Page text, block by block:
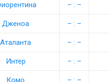
– : –
Дженоа – : –
Аталанта – : –
Интер – : –
Комо – : –